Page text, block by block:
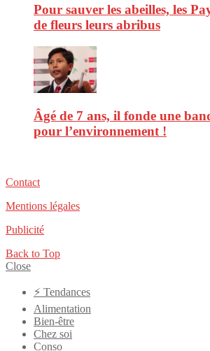
Pour sauver les abeilles, les
de fleurs leurs abribus
Âgé de 7 ans, il fonde une
pour l’environnement !
Contact
Mentions légales
Publicité
Back to Top
Close
⚡️ Tendances
Alimentation
Bien-être
Chez soi
Conso